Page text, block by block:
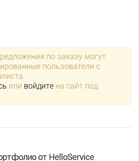
по заказу могут
пользователи с
или войдите на сайт под
от HelloService